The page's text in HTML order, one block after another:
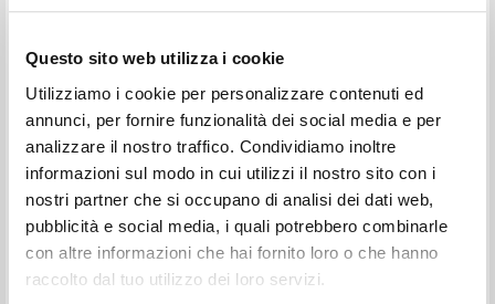
Questo sito web utilizza i cookie
Utilizziamo i cookie per personalizzare contenuti ed
annunci, per fornire funzionalità dei social media e per
analizzare il nostro traffico. Condividiamo inoltre
informazioni sul modo in cui utilizzi il nostro sito con i
nostri partner che si occupano di analisi dei dati web,
pubblicità e social media, i quali potrebbero combinarle
con altre informazioni che hai fornito loro o che hanno
raccolto dal tuo utilizzo dei loro servizi.
Dalla liturgia vissuta: una
testimonianza: Appunti presi nel corso
di conversazioni tenute dall’autore
durante incontri del movimento di
«Comunione e Liberazione»
Giussani Luigi Author
Campi Maretta Curator
Jaca Book
Italian